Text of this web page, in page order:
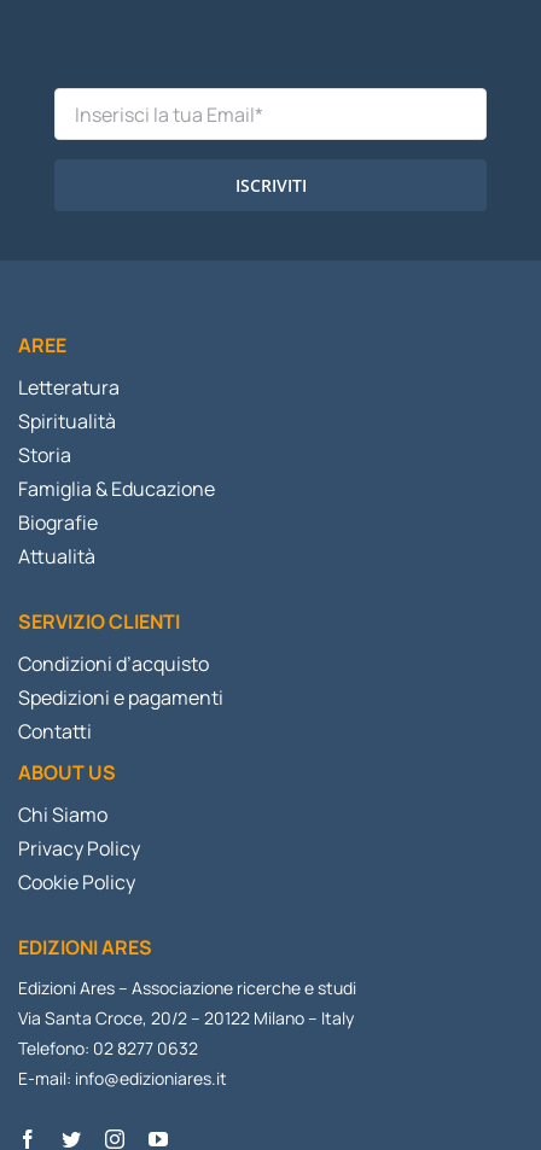
ISCRIVITI
AREE
Letteratura
Spiritualità
Storia
Famiglia & Educazione
Biografie
Attualità
SERVIZIO CLIENTI
Condizioni d’acquisto
Spedizioni e pagamenti
Contatti
ABOUT US
Chi Siamo
Privacy Policy
Cookie Policy
EDIZIONI ARES
Edizioni Ares – Associazione ricerche e studi
Via Santa Croce, 20/2 – 20122 Milano – Italy
Telefono: 02 8277 0632
E-mail: info@edizioniares.it